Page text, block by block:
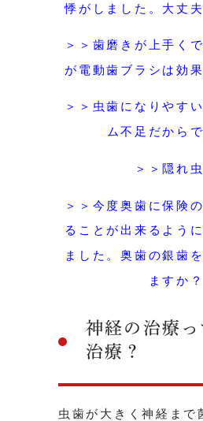
悸がしました。大丈
＞＞歯磨きが上手く
が電動歯ブラシは効
＞＞虫歯になりやす
ム不足だから
＞＞隠れ
＞＞今度奥歯に保険
ることが出来るよう
ました。奥歯の銀歯
ますか？
神経の治療っ
治療？
虫歯が大きく神経まで